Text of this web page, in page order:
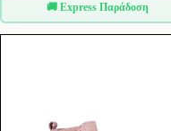
🚚 Express Παράδοση